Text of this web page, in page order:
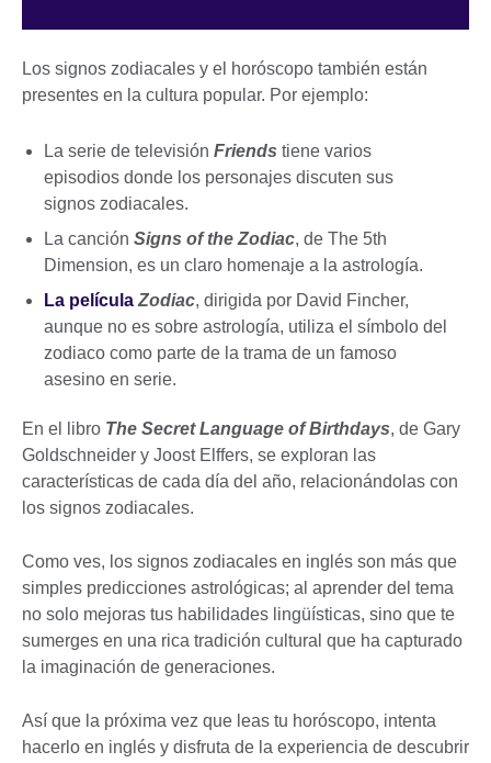
Los signos zodiacales y el horóscopo también están
presentes en la cultura popular. Por ejemplo:
La serie de televisión Friends tiene varios
episodios donde los personajes discuten sus
signos zodiacales.
La canción Signs of the Zodiac, de The 5th
Dimension, es un claro homenaje a la astrología.
La película Zodiac, dirigida por David Fincher,
aunque no es sobre astrología, utiliza el símbolo del
zodiaco como parte de la trama de un famoso
asesino en serie.
En el libro The Secret Language of Birthdays, de Gary
Goldschneider y Joost Elffers, se exploran las
características de cada día del año, relacionándolas con
los signos zodiacales.
Como ves, los signos zodiacales en inglés son más que
simples predicciones astrológicas; al aprender del tema
no solo mejoras tus habilidades lingüísticas, sino que te
sumerges en una rica tradición cultural que ha capturado
la imaginación de generaciones.
Así que la próxima vez que leas tu horóscopo, intenta
hacerlo en inglés y disfruta de la experiencia de descubrir